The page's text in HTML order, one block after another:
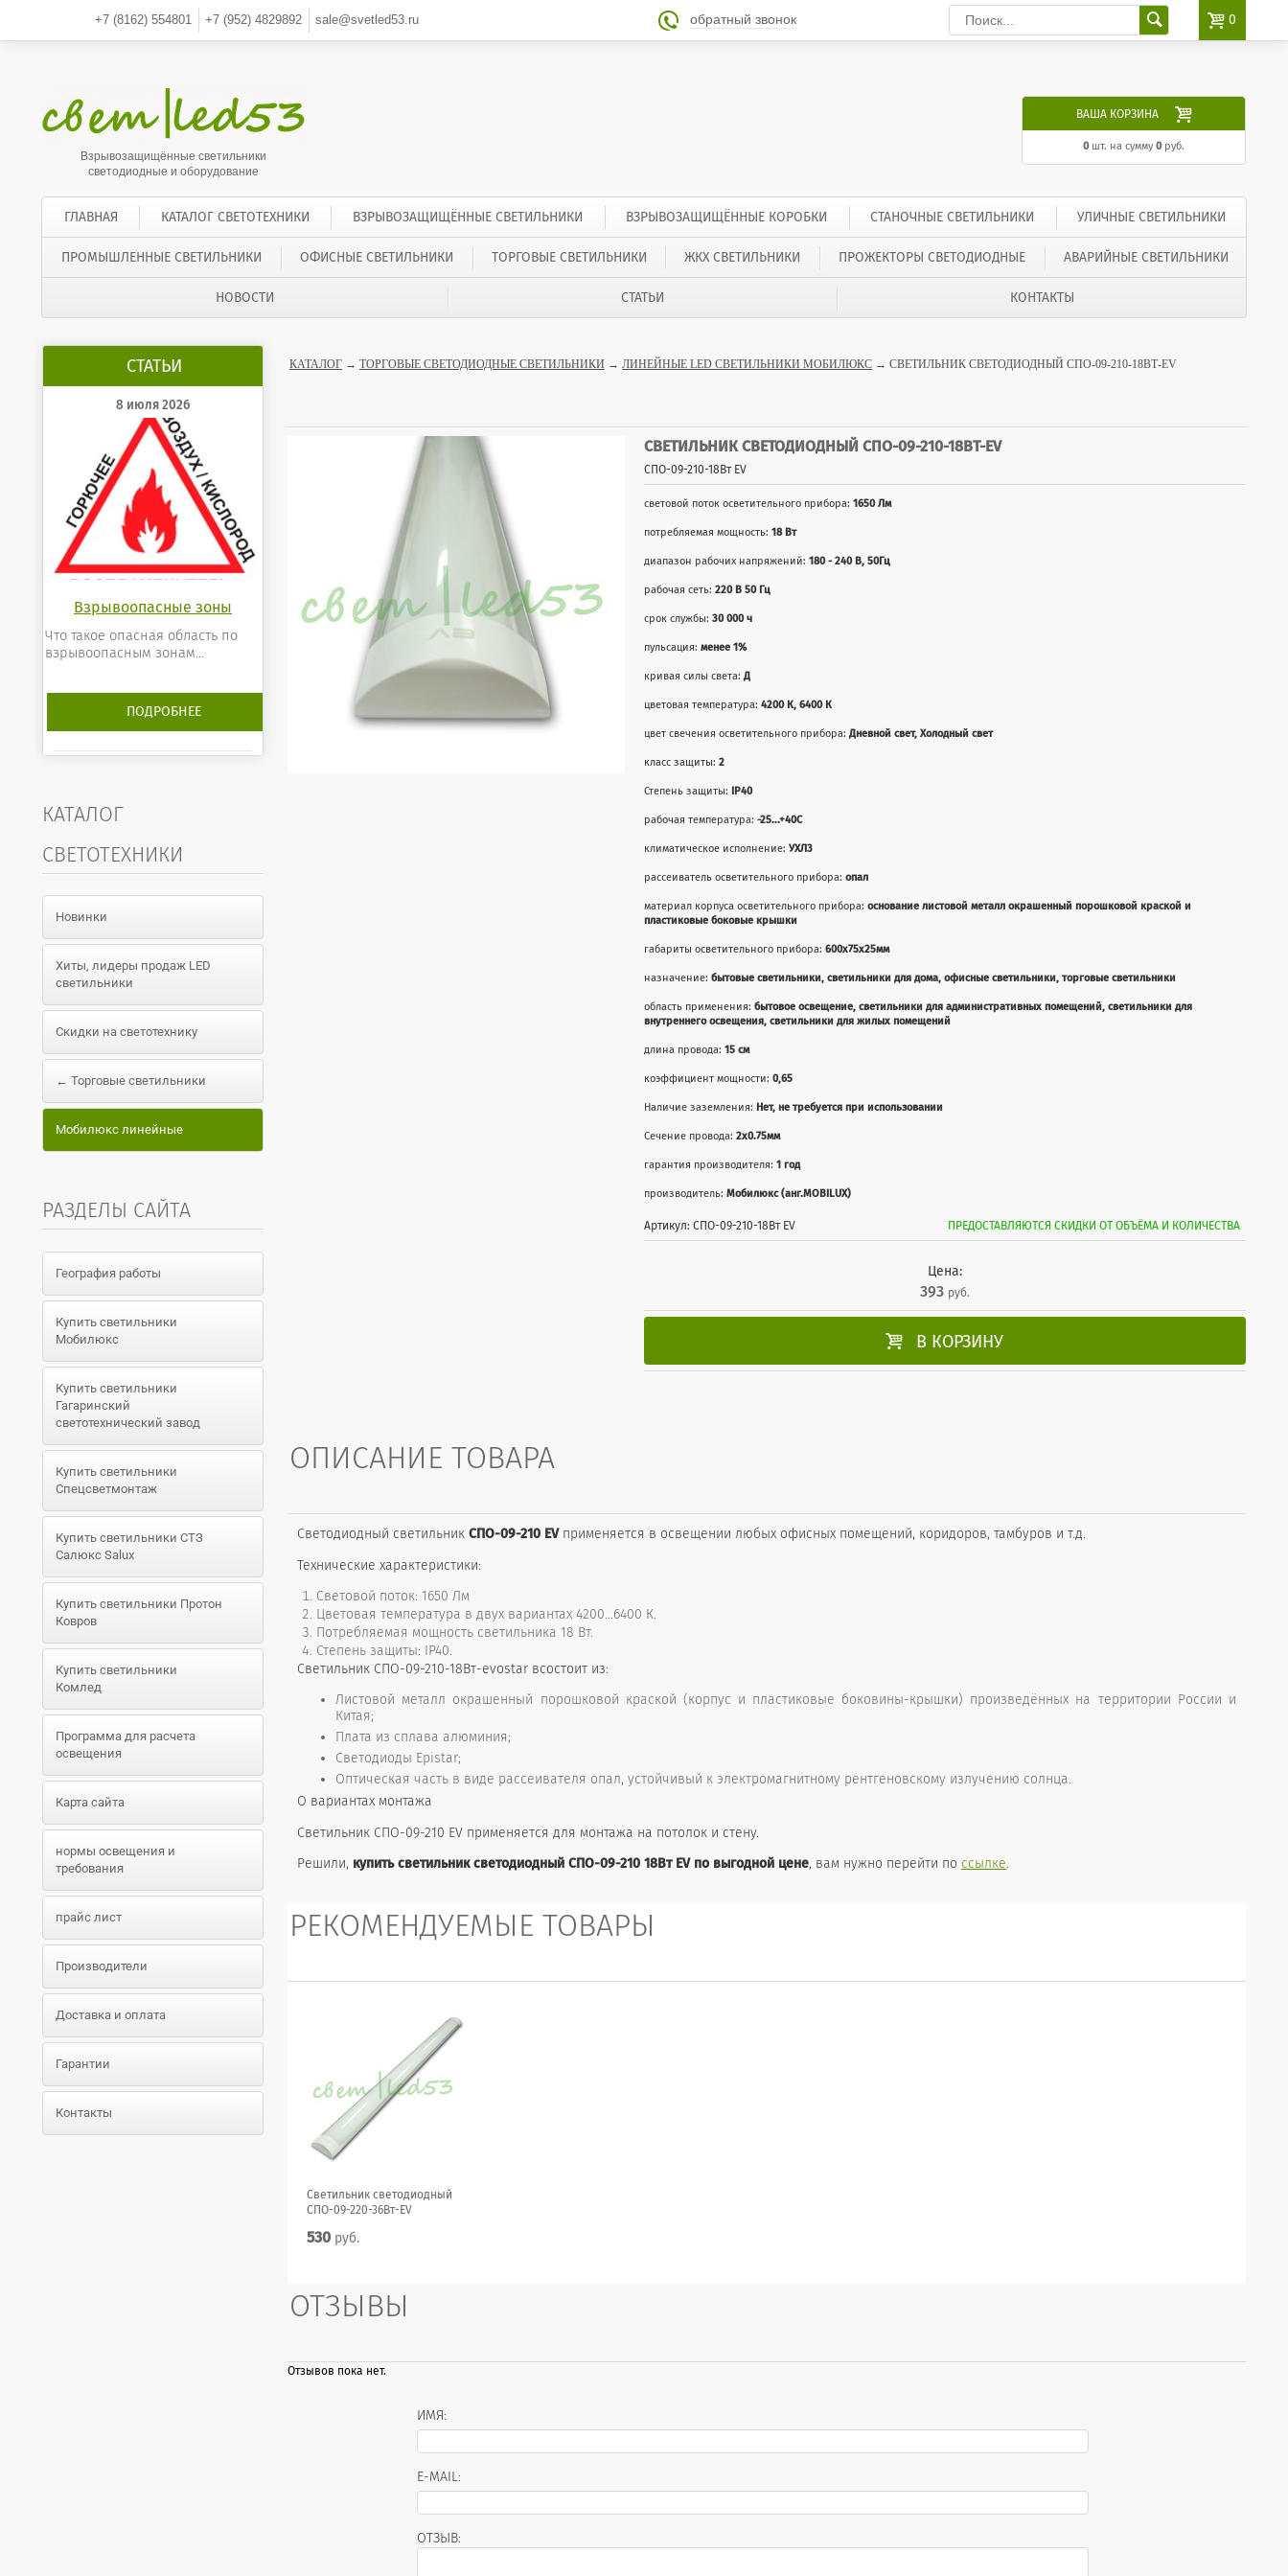
+7 (8162) 554801 +7 (952)4829892 sale@svetled53.ru  0
 обратный звонок
Взрывозащищённые светильники
светодиодные и оборудование
ВАША КОРЗИНА 
0шт. на сумму 0руб.
ГЛАВНАЯ КАТАЛОГ СВЕТОТЕХНИКИ ВЗРЫВОЗАЩИЩЁННЫЕ СВЕТИЛЬНИКИ ВЗРЫВОЗАЩИЩЁННЫЕ КОРОБКИ СТАНОЧНЫЕ СВЕТИЛЬНИКИ УЛИЧНЫЕ СВЕТИЛЬНИКИ
ПРОМЫШЛЕННЫЕ СВЕТИЛЬНИКИ ОФИСНЫЕ СВЕТИЛЬНИКИ ТОРГОВЫЕ СВЕТИЛЬНИКИ ЖКХ СВЕТИЛЬНИКИ ПРОЖЕКТОРЫ СВЕТОДИОДНЫЕ АВАРИЙНЫЕ СВЕТИЛЬНИКИ
НОВОСТИ СТАТЬИ КОНТАКТЫ
СТАТЬИ
8 июля 2026
Взрывоопасные зоны
Что такое опасная область по
взрывоопасным зонам...
ПОДРОБНЕЕ
КАТАЛОГ
СВЕТОТЕХНИКИ
Новинки
Хиты, лидеры продаж LED
светильники
Скидки на светотехнику
← Торговые светильники
Мобилюкс линейные
РАЗДЕЛЫ САЙТА
География работы
Купить светильники
Мобилюкс
Купить светильники
Гагаринский
светотехнический завод
Купить светильники
Спецсветмонтаж
Купить светильники СТЗ
Салюкс Salux
Купить светильники Протон
Ковров
Купить светильники
Комлед
Программа для расчета
освещения
Карта сайта
нормы освещения и
требования
прайс лист
Производители
Доставка и оплата
Гарантии
Контакты
КАТАЛОГ → ТОРГОВЫЕ СВЕТОДИОДНЫЕ СВЕТИЛЬНИКИ → ЛИНЕЙНЫЕ LED СВЕТИЛЬНИКИ МОБИЛЮКС → СВЕТИЛЬНИК СВЕТОДИОДНЫЙ СПО-09-210-18ВТ-EV
СВЕТИЛЬНИК СВЕТОДИОДНЫЙ СПО-09-210-18ВТ-EV
СПО-09-210-18Вт EV
световой поток осветительного прибора: 1650 Лм
потребляемая мощность: 18 Вт
диапазон рабочих напряжений: 180 - 240 В, 50Гц
рабочая сеть: 220 В 50 Гц
срок службы: 30 000 ч
пульсация: менее 1%
кривая силы света:Д
цветовая температура: 4200 К, 6400 К
цвет свечения осветительного прибора:Дневной свет, Холодный свет
класс защиты: 2
Степень защиты: IP40
рабочая температура: -25...+40С
климатическое исполнение: УХЛ3
рассеиватель осветительного прибора: опал
материал корпуса осветительного прибора: основание листовой металл окрашенный порошковой краской и
пластиковые боковые крышки
габариты осветительного прибора: 600x75x25мм
назначение: бытовые светильники, светильники для дома, офисные светильники, торговые светильники
область применения: бытовое освещение, светильники для административных помещений, светильники для
внутреннего освещения, светильники для жилых помещений
длина провода: 15 см
коэффициент мощности: 0,65
Наличие заземления: Нет, не требуется при использовании
Сечение провода: 2x0.75мм
гарантия производителя: 1 год
производитель: Мобилюкс (анг.MOBILUX)
Артикул: СПО-09-210-18Вт EV ПРЕДОСТАВЛЯЮТСЯ СКИДКИ ОТ ОБЪЁМА И КОЛИЧЕСТВА
Цена:
393 руб.
 В КОРЗИНУ
ОПИСАНИЕ ТОВАРА
Светодиодный светильникСПО-09-210 EVприменяется в освещении любых офисных помещений, коридоров, тамбуров и т.д.
Технические характеристики:
Световой поток: 1650 Лм
Цветовая температура в двух вариантах 4200...6400 К.
Потребляемая мощность светильника 18 Вт.
Степень защиты: IP40.
Светильник СПО-09-210-18Вт-evostar всостоит из:
Листовой металл окрашенный порошковой краской (корпус и пластиковые боковины-крышки) произведённых на территории России и
Китая;
Плата из сплава алюминия;
Светодиоды Epistar;
Оптическая часть в виде рассеивателя опал, устойчивый к электромагнитному рентгеновскому излучению солнца.
О вариантах монтажа
Светильник СПО-09-210 EV применяется для монтажа на потолок и стену.
Решили, купить светильник светодиодный СПО-09-210 18Вт EV по выгодной цене, вам нужно перейти по ссылке.
РЕКОМЕНДУЕМЫЕ ТОВАРЫ
Светильник светодиодный
СПО-09-220-36Вт-EV
530 руб.
ОТЗЫВЫ
Отзывов пока нет.
ИМЯ:
E-MAIL:
ОТЗЫВ: